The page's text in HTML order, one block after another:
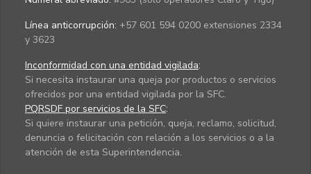
Línea anticorrupción: +57 601 594 0200 extensiones 2334
y 3623
Inconformidad con una entidad vigilada:
Si necesita instaurar una queja por productos o servicios
ofrecidos por una entidad vigilada por la SFC.
PQRSDF por servicios de la SFC:
Si quiere instaurar una petición, queja, reclamo, solicitud,
denuncia o felicitación con relación a los servicios o a la
atención de esta Superintendencia.